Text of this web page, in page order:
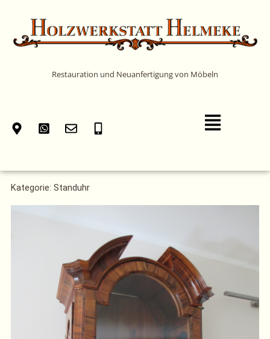
springen
Restauration und Neuanfertigung von Möbeln
Main
Menu
Kategorie: Standuhr